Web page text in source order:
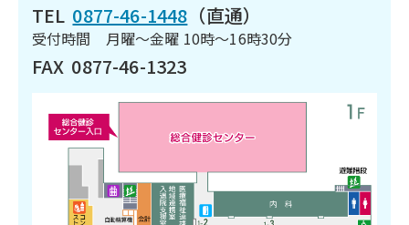
TEL 0877-46-1448 （直通）
受付時間 月曜～金曜 10時～16時30分
FAX 0877-46-1323